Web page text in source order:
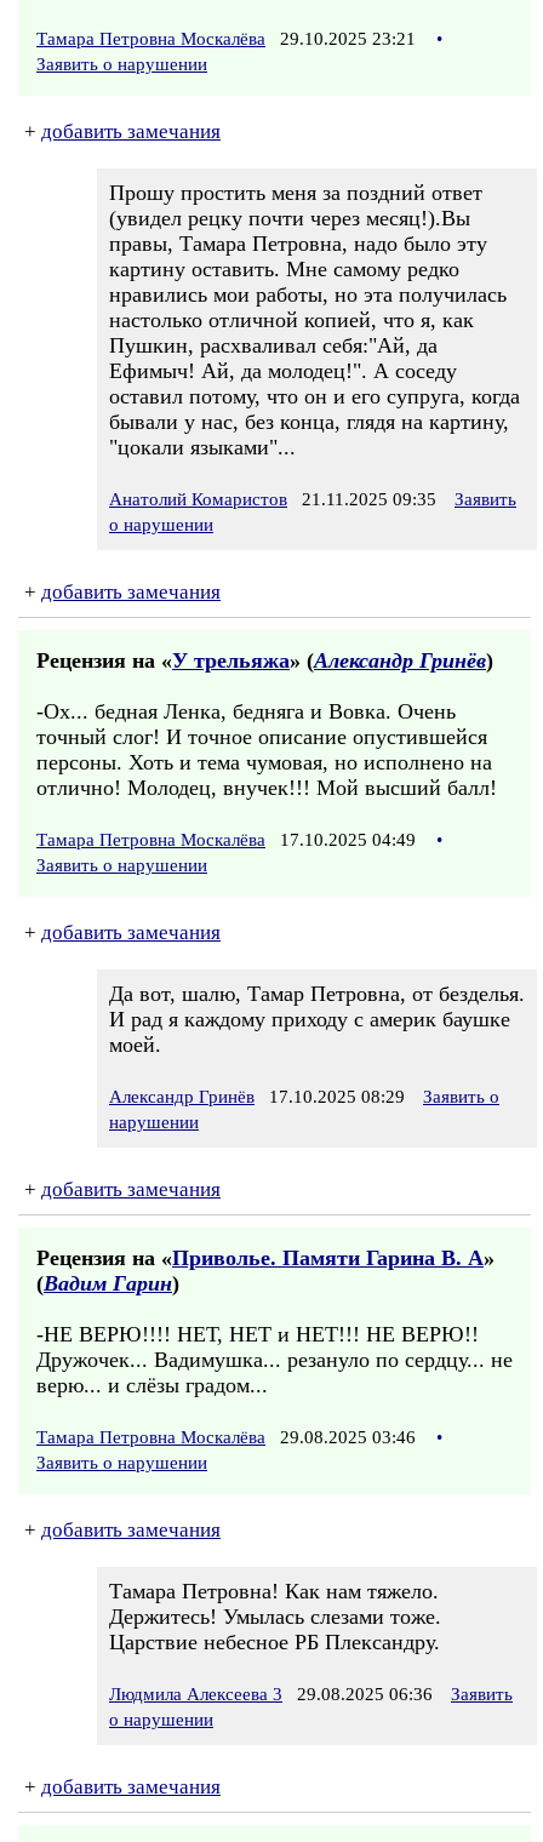
Тамара Петровна Москалёва 29.10.2025 23:21
•
Заявить о нарушении
+ добавить замечания
Прошу простить меня за поздний ответ
(увидел рецку почти через месяц!).Вы
правы, Тамара Петровна, надо было эту
картину оставить. Мне самому редко
нравились мои работы, но эта получилась
настолько отличной копией, что я, как
Пушкин, расхваливал себя:"Ай, да
Ефимыч! Ай, да молодец!". А соседу
оставил потому, что он и его супруга, когда
бывали у нас, без конца, глядя на картину,
"цокали языками"...
Анатолий Комаристов 21.11.2025 09:35
Заявить
о нарушении
+ добавить замечания
Рецензия на «У трельяжа» (Александр Гринёв)
-Ох... бедная Ленка, бедняга и Вовка. Очень
точный слог! И точное описание опустившейся
персоны. Хоть и тема чумовая, но исполнено на
отлично! Молодец, внучек!!! Мой высший балл!
Тамара Петровна Москалёва 17.10.2025 04:49
•
Заявить о нарушении
+ добавить замечания
Да вот, шалю, Тамар Петровна, от безделья.
И рад я каждому приходу с америк баушке
моей.
Александр Гринёв 17.10.2025 08:29
Заявить о
нарушении
+ добавить замечания
Рецензия на «Приволье. Памяти Гарина В. А»
(Вадим Гарин)
-НЕ ВЕРЮ!!!! НЕТ, НЕТ и НЕТ!!! НЕ ВЕРЮ!!
Дружочек... Вадимушка... резануло по сердцу... не
верю... и слёзы градом...
Тамара Петровна Москалёва 29.08.2025 03:46
•
Заявить о нарушении
+ добавить замечания
Тамара Петровна! Как нам тяжело.
Держитесь! Умылась слезами тоже.
Царствие небесное РБ Плександру.
Людмила Алексеева 3 29.08.2025 06:36
Заявить
о нарушении
+ добавить замечания